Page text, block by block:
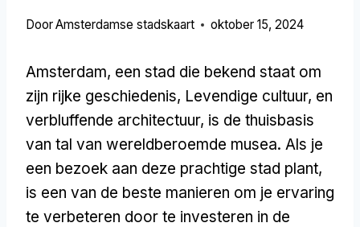
DoorAmsterdamse stadskaart oktober 15, 2024
Amsterdam, een stad die bekend staat om
zijn rijke geschiedenis, Levendige cultuur, en
verbluffende architectuur, is de thuisbasis
van tal van wereldberoemde musea. Als je
een bezoek aan deze prachtige stad plant,
is een van de beste manieren om je ervaring
te verbeteren door te investeren in de